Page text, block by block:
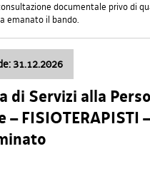
documentale privo di
emanato il bando.
31.12.2026
di Servizi alla
FISIOTERAPISTI